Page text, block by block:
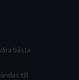
bästa
till